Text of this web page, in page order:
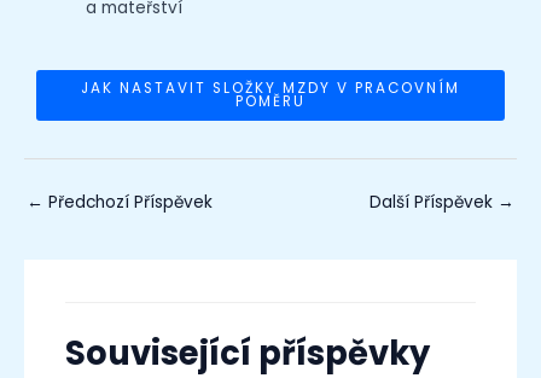
a mateřství
JAK NASTAVIT SLOŽKY MZDY V PRACOVNÍM
POMĚRU
← Předchozí Příspěvek Další Příspěvek →
Související příspěvky